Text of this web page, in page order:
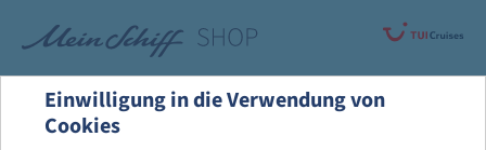
Einwilligung in die Verwendung von
Cookies